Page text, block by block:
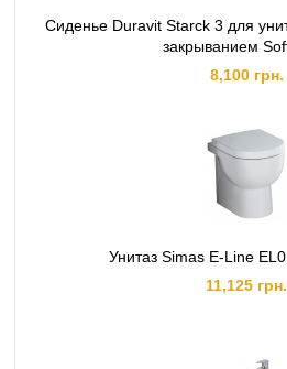
Сиденье Duravit Starck 3 для
закрыванием
8,100 грн.
Унитаз Simas E-Line
11,125 грн.